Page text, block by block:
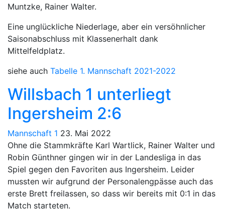
Muntzke, Rainer Walter.
Eine unglückliche Niederlage, aber ein versöhnlicher
Saisonabschluss mit Klassenerhalt dank
Mittelfeldplatz.
siehe auch Tabelle 1. Mannschaft 2021-2022
Willsbach 1 unterliegt
Ingersheim 2:6
Mannschaft 1 23. Mai 2022
Ohne die Stammkräfte Karl Wartlick, Rainer Walter und
Robin Günthner gingen wir in der Landesliga in das
Spiel gegen den Favoriten aus Ingersheim. Leider
mussten wir aufgrund der Personalengpässe auch das
erste Brett freilassen, so dass wir bereits mit 0:1 in das
Match starteten.